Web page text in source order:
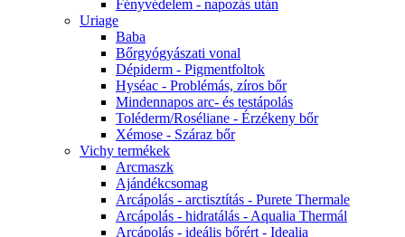
Fényvédelem - napozás után
Uriage
Baba
Bőrgyógyászati vonal
Dépiderm - Pigmentfoltok
Hyséac - Problémás, zíros bőr
Mindennapos arc- és testápolás
Toléderm/Roséliane - Érzékeny bőr
Xémose - Száraz bőr
Vichy termékek
Arcmaszk
Ajándékcsomag
Arcápolás - arctisztítás - Purete Thermale
Arcápolás - hidratálás - Aqualia Thermál
Arcápolás - ideális bőrért - Idealia